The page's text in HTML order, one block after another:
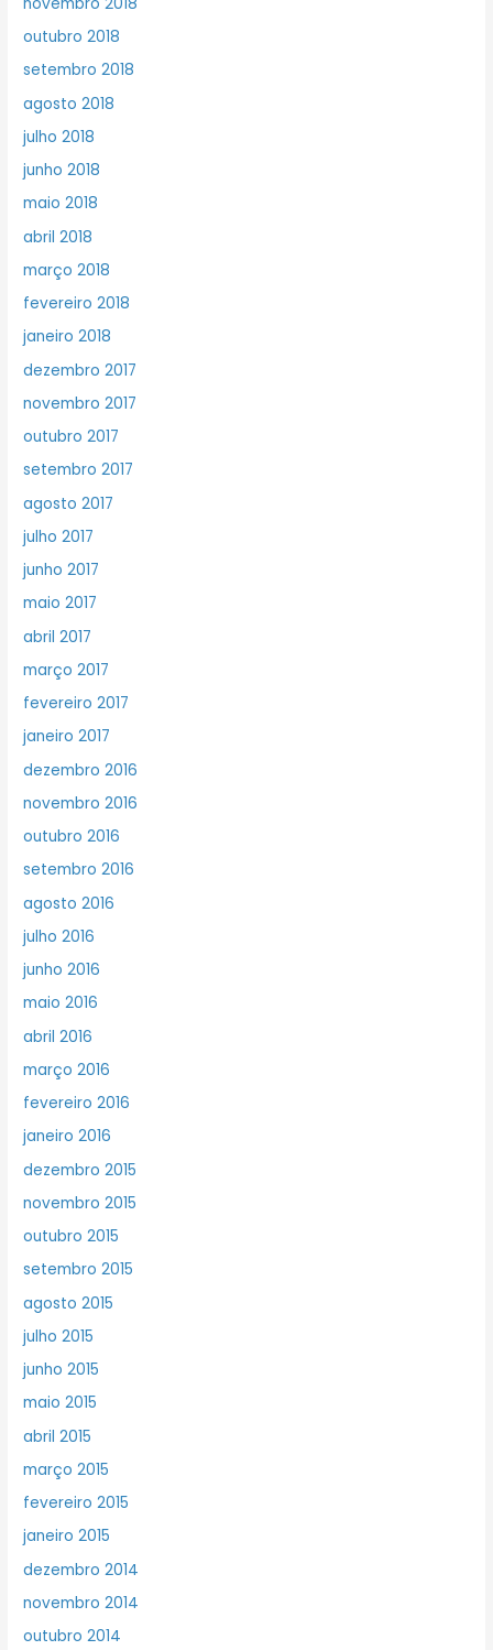
outubro 2018
setembro 2018
agosto 2018
julho 2018
junho 2018
maio 2018
abril 2018
março 2018
fevereiro 2018
janeiro 2018
dezembro 2017
novembro 2017
outubro 2017
setembro 2017
agosto 2017
julho 2017
junho 2017
maio 2017
abril 2017
março 2017
fevereiro 2017
janeiro 2017
dezembro 2016
novembro 2016
outubro 2016
setembro 2016
agosto 2016
julho 2016
junho 2016
maio 2016
abril 2016
março 2016
fevereiro 2016
janeiro 2016
dezembro 2015
novembro 2015
outubro 2015
setembro 2015
agosto 2015
julho 2015
junho 2015
maio 2015
abril 2015
março 2015
fevereiro 2015
janeiro 2015
dezembro 2014
novembro 2014
outubro 2014